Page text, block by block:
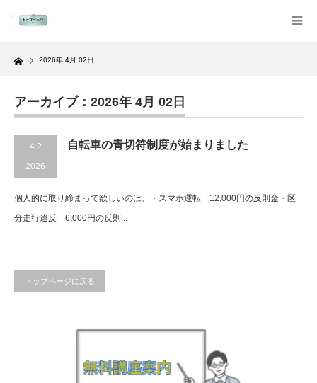
Home 2026年 4月 02日
アーカイブ：2026年 4月 02日
4.2
2026
自転車の青切符制度が始まりました
個人的に取り締まって欲しいのは、・スマホ運転 12,000円の反則金・区
分走行違反 6,000円の反則...
トップページに戻る